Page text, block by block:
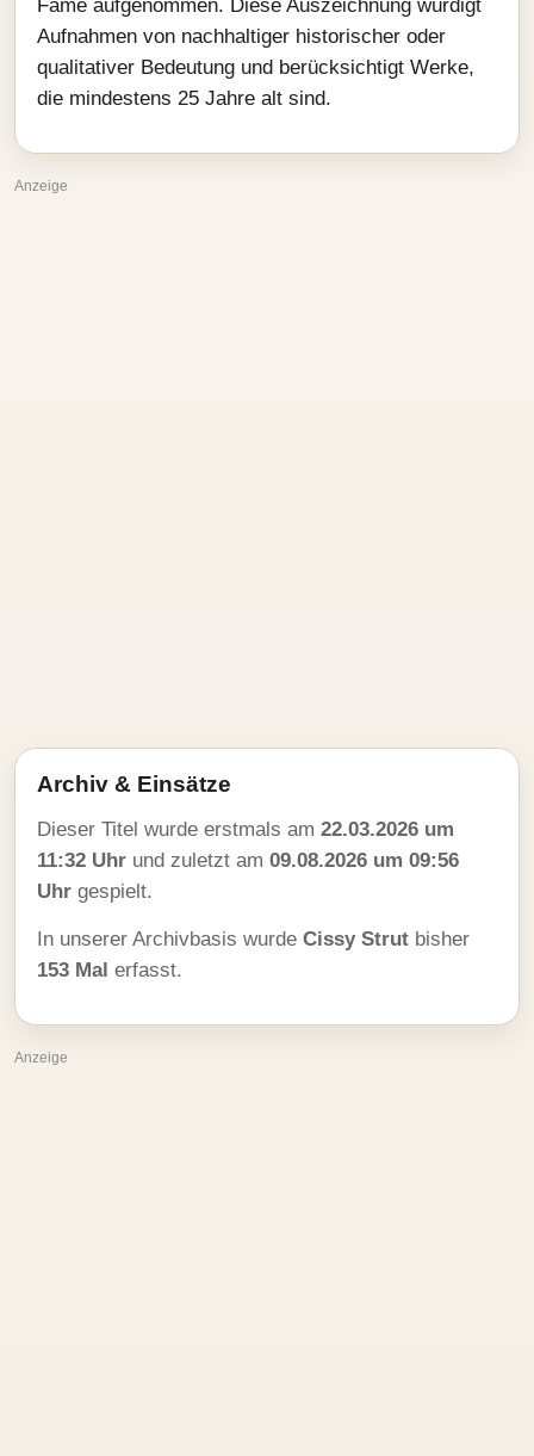
Fame aufgenommen. Diese Auszeichnung würdigt
Aufnahmen von nachhaltiger historischer oder
qualitativer Bedeutung und berücksichtigt Werke,
die mindestens 25 Jahre alt sind.
Anzeige
Archiv & Einsätze
Dieser Titel wurde erstmals am 22.03.2026 um
11:32 Uhr und zuletzt am 09.08.2026 um 09:56
Uhr gespielt.
In unserer Archivbasis wurde Cissy Strut bisher
153 Mal erfasst.
Anzeige